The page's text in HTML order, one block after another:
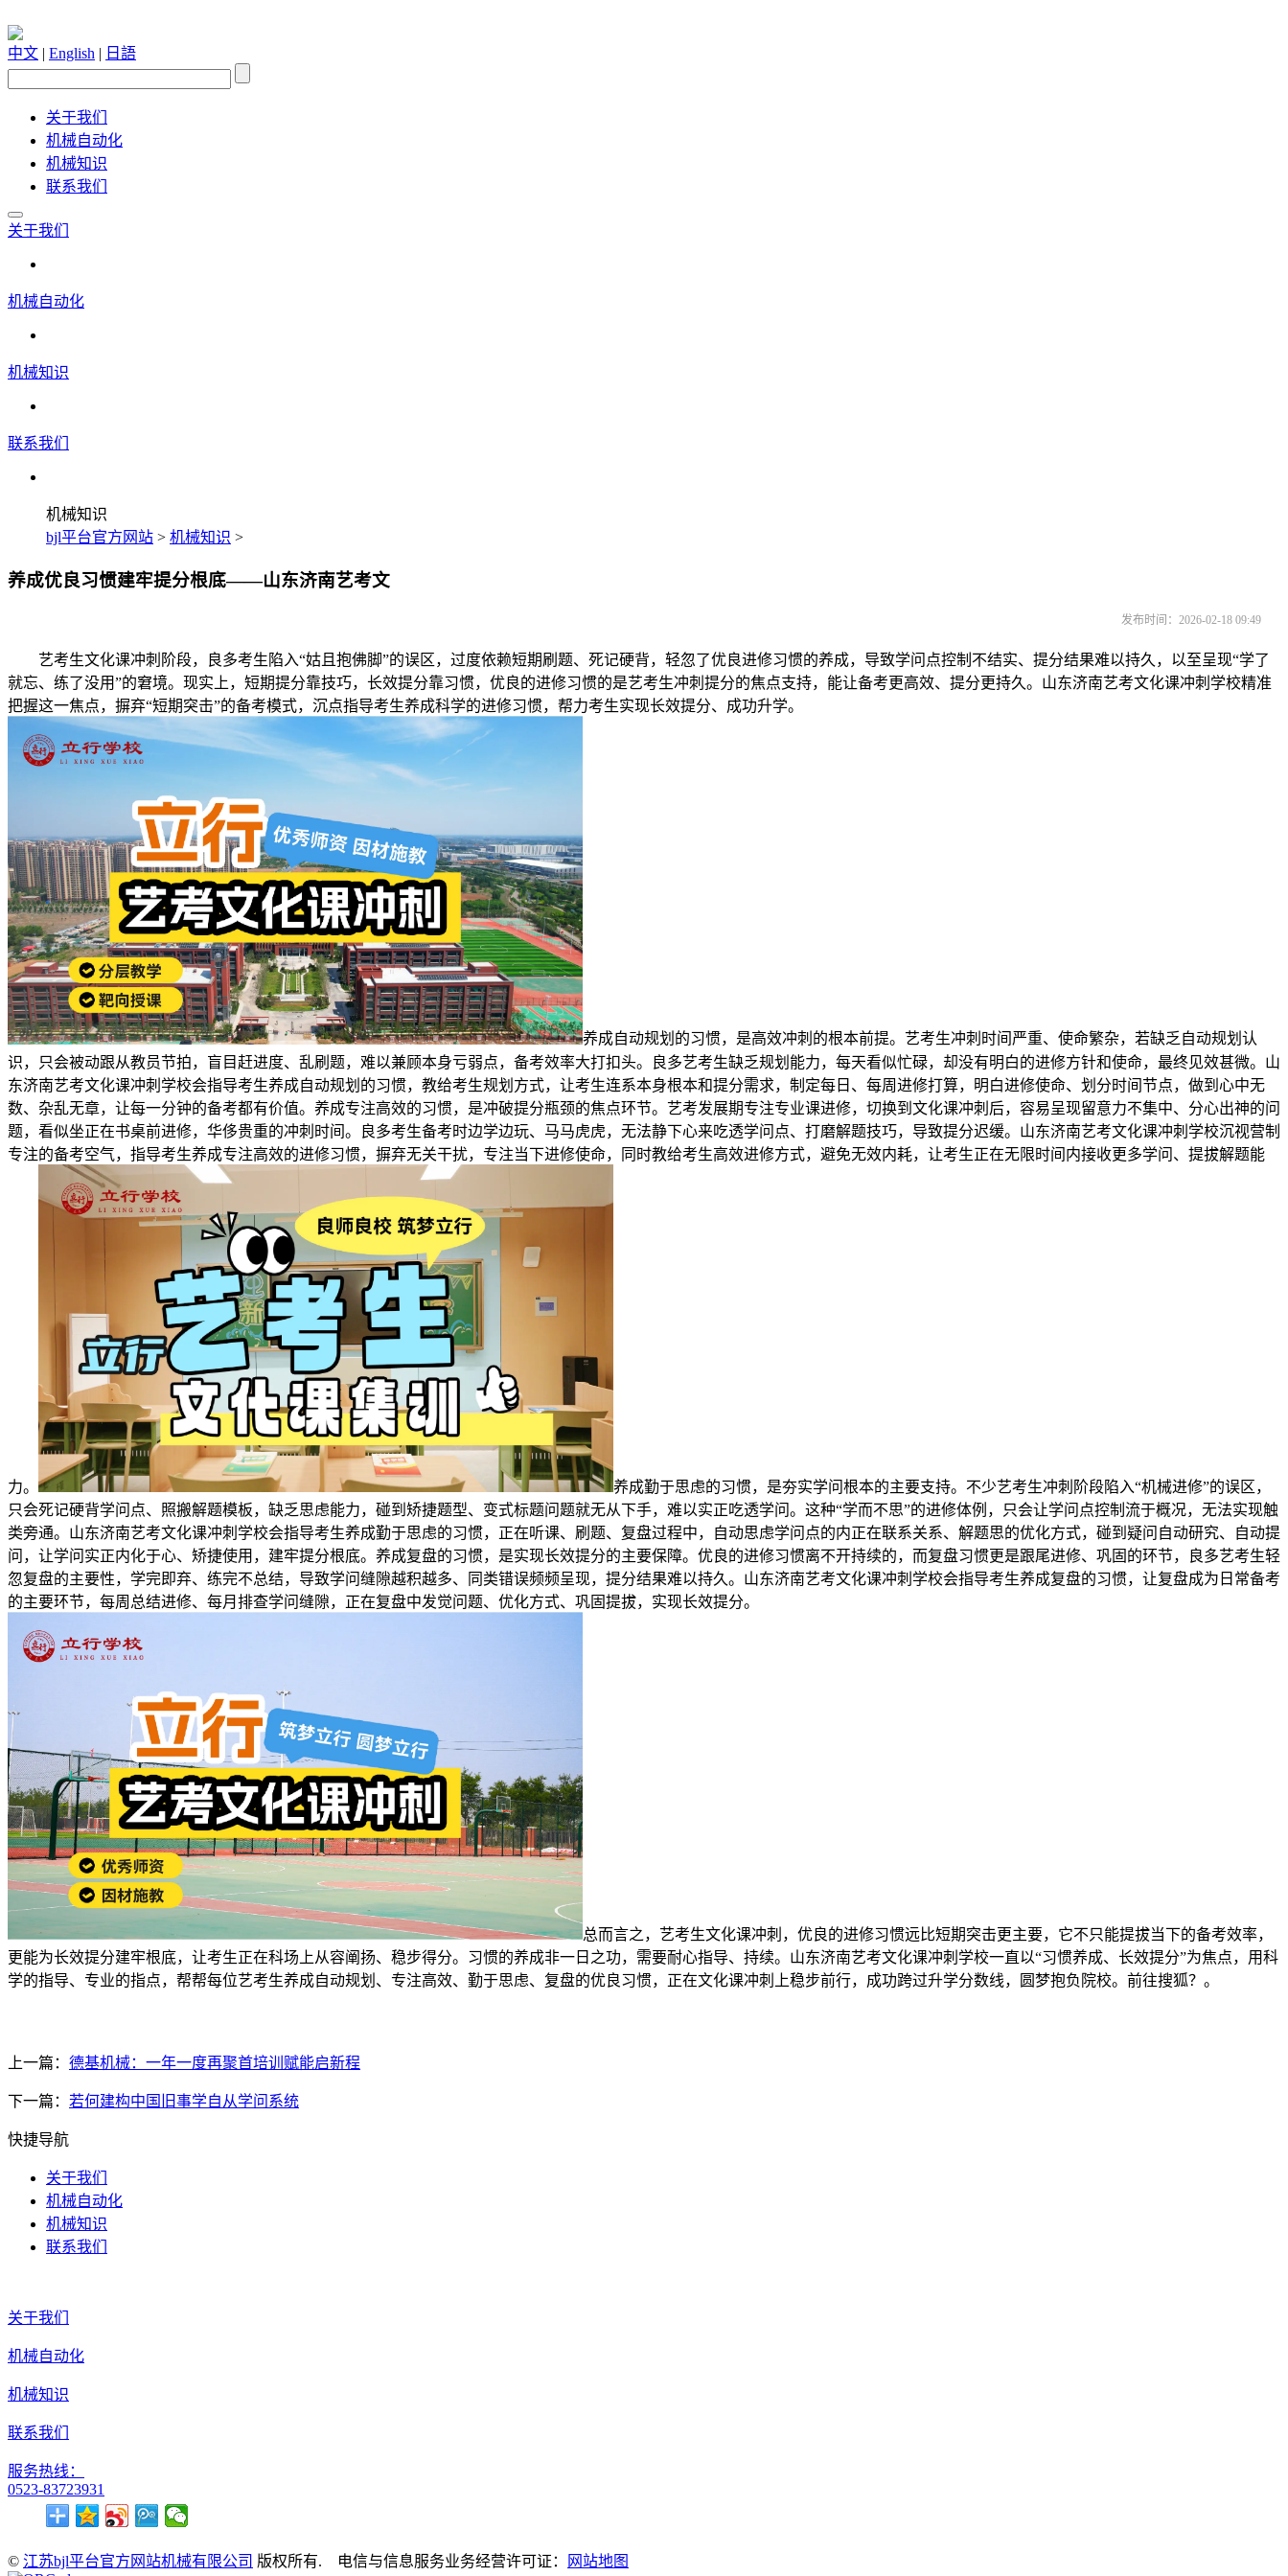
中文 | English | 日語
关于我们
机械自动化
机械知识
联系我们
关于我们
机械自动化
机械知识
联系我们
机械知识
bjl平台官方网站 > 机械知识 >
养成优良习惯建牢提分根底——山东济南艺考文
发布时间：2026-02-18 09:49
艺考生文化课冲刺阶段，良多考生陷入“姑且抱佛脚”的误区，过度依赖短期刷题、死记硬背，轻忽了优良进修习惯的养成，导致学问点控制不结实、提分结果难以持久，以至呈现“学了
就忘、练了没用”的窘境。现实上，短期提分靠技巧，长效提分靠习惯，优良的进修习惯的是艺考生冲刺提分的焦点支持，能让备考更高效、提分更持久。山东济南艺考文化课冲刺学校精准
把握这一焦点，摒弃“短期突击”的备考模式，沉点指导考生养成科学的进修习惯，帮力考生实现长效提分、成功升学。
养成自动规划的习惯，是高效冲刺的根本前提。艺考生冲刺时间严重、使命繁杂，若缺乏自动规划认
识，只会被动跟从教员节拍，盲目赶进度、乱刷题，难以兼顾本身亏弱点，备考效率大打扣头。良多艺考生缺乏规划能力，每天看似忙碌，却没有明白的进修方针和使命，最终见效甚微。山
东济南艺考文化课冲刺学校会指导考生养成自动规划的习惯，教给考生规划方式，让考生连系本身根本和提分需求，制定每日、每周进修打算，明白进修使命、划分时间节点，做到心中无
数、杂乱无章，让每一分钟的备考都有价值。养成专注高效的习惯，是冲破提分瓶颈的焦点环节。艺考发展期专注专业课进修，切换到文化课冲刺后，容易呈现留意力不集中、分心出神的问
题，看似坐正在书桌前进修，华侈贵重的冲刺时间。良多考生备考时边学边玩、马马虎虎，无法静下心来吃透学问点、打磨解题技巧，导致提分迟缓。山东济南艺考文化课冲刺学校沉视营制
专注的备考空气，指导考生养成专注高效的进修习惯，摒弃无关干扰，专注当下进修使命，同时教给考生高效进修方式，避免无效内耗，让考生正在无限时间内接收更多学问、提拔解题能
力。
养成勤于思虑的习惯，是夯实学问根本的主要支持。不少艺考生冲刺阶段陷入“机械进修”的误区，
只会死记硬背学问点、照搬解题模板，缺乏思虑能力，碰到矫捷题型、变式标题问题就无从下手，难以实正吃透学问。这种“学而不思”的进修体例，只会让学问点控制流于概况，无法实现触
类旁通。山东济南艺考文化课冲刺学校会指导考生养成勤于思虑的习惯，正在听课、刷题、复盘过程中，自动思虑学问点的内正在联系关系、解题思的优化方式，碰到疑问自动研究、自动提
问，让学问实正内化于心、矫捷使用，建牢提分根底。养成复盘的习惯，是实现长效提分的主要保障。优良的进修习惯离不开持续的，而复盘习惯更是跟尾进修、巩固的环节，良多艺考生轻
忽复盘的主要性，学完即弃、练完不总结，导致学问缝隙越积越多、同类错误频频呈现，提分结果难以持久。山东济南艺考文化课冲刺学校会指导考生养成复盘的习惯，让复盘成为日常备考
的主要环节，每周总结进修、每月排查学问缝隙，正在复盘中发觉问题、优化方式、巩固提拔，实现长效提分。
总而言之，艺考生文化课冲刺，优良的进修习惯远比短期突击更主要，它不只能提拔当下的备考效率，
更能为长效提分建牢根底，让考生正在科场上从容阐扬、稳步得分。习惯的养成非一日之功，需要耐心指导、持续。山东济南艺考文化课冲刺学校一直以“习惯养成、长效提分”为焦点，用科
学的指导、专业的指点，帮帮每位艺考生养成自动规划、专注高效、勤于思虑、复盘的优良习惯，正在文化课冲刺上稳步前行，成功跨过升学分数线，圆梦抱负院校。前往搜狐？。
上一篇： 德基机械：一年一度再聚首培训赋能启新程
下一篇： 若何建构中国旧事学自从学问系统
快捷导航
关于我们
机械自动化
机械知识
联系我们
关于我们
机械自动化
机械知识
联系我们
服务热线：
0523-83723931
© 江苏bjl平台官方网站机械有限公司 版权所有. 电信与信息服务业务经营许可证： 网站地图